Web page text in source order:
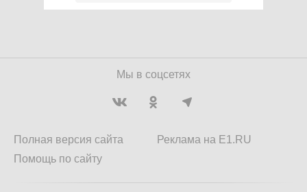
Мы в соцсетях
Полная версия сайта
Помощь по сайту
Реклама на E1.RU